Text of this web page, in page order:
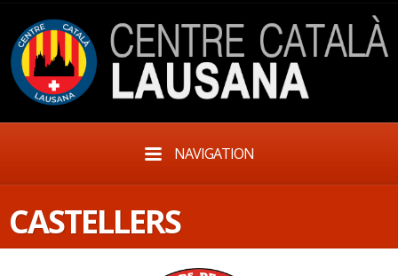
NAVIGATION
CASTELLERS